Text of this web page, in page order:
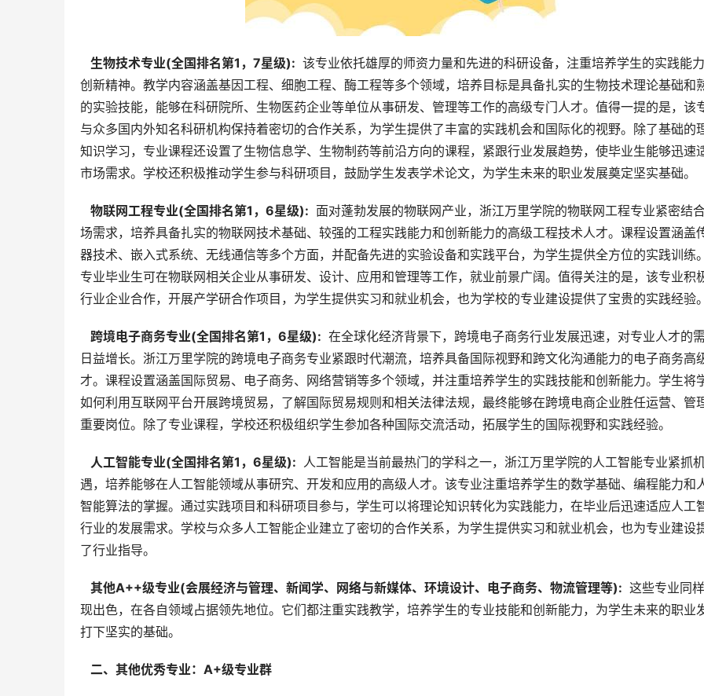
  生物技术专业(全国排名第1，7星级):
该专业依托雄厚的师资力量和先进的科研设备，注重培养学生的实践能
创新精神。教学内容涵盖基因工程、细胞工程、酶工程等多个领域，培养目标是具备扎实的生物技术理论基础和
的实验技能，能够在科研院所、生物医药企业等单位从事研发、管理等工作的高级专门人才。值得一提的是，该
与众多国内外知名科研机构保持着密切的合作关系，为学生提供了丰富的实践机会和国际化的视野。除了基础的
知识学习，专业课程还设置了生物信息学、生物制药等前沿方向的课程，紧跟行业发展趋势，使毕业生能够迅速
市场需求。学校还积极推动学生参与科研项目，鼓励学生发表学术论文，为学生未来的职业发展奠定坚实基础。
  物联网工程专业(全国排名第1，6星级):
面对蓬勃发展的物联网产业，浙江万里学院的物联网工程专业紧密结
场需求，培养具备扎实的物联网技术基础、较强的工程实践能力和创新能力的高级工程技术人才。课程设置涵盖
器技术、嵌入式系统、无线通信等多个方面，并配备先进的实验设备和实践平台，为学生提供全方位的实践训练
专业毕业生可在物联网相关企业从事研发、设计、应用和管理等工作，就业前景广阔。值得关注的是，该专业积
行业企业合作，开展产学研合作项目，为学生提供实习和就业机会，也为学校的专业建设提供了宝贵的实践经验。
  跨境电子商务专业(全国排名第1，6星级):
在全球化经济背景下，跨境电子商务行业发展迅速，对专业人才的
日益增长。浙江万里学院的跨境电子商务专业紧跟时代潮流，培养具备国际视野和跨文化沟通能力的电子商务高
才。课程设置涵盖国际贸易、电子商务、网络营销等多个领域，并注重培养学生的实践技能和创新能力。学生将
如何利用互联网平台开展跨境贸易，了解国际贸易规则和相关法律法规，最终能够在跨境电商企业胜任运营、管
重要岗位。除了专业课程，学校还积极组织学生参加各种国际交流活动，拓展学生的国际视野和实践经验。
  人工智能专业(全国排名第1，6星级):
人工智能是当前最热门的学科之一，浙江万里学院的人工智能专业紧抓
遇，培养能够在人工智能领域从事研究、开发和应用的高级人才。该专业注重培养学生的数学基础、编程能力和
智能算法的掌握。通过实践项目和科研项目参与，学生可以将理论知识转化为实践能力，在毕业后迅速适应人工
行业的发展需求。学校与众多人工智能企业建立了密切的合作关系，为学生提供实习和就业机会，也为专业建设
了行业指导。
  其他A++级专业(会展经济与管理、新闻学、网络与新媒体、环境设计、电子商务、物流管理等):
这些专业同
现出色，在各自领域占据领先地位。它们都注重实践教学，培养学生的专业技能和创新能力，为学生未来的职业
打下坚实的基础。
  二、其他优秀专业：A+级专业群